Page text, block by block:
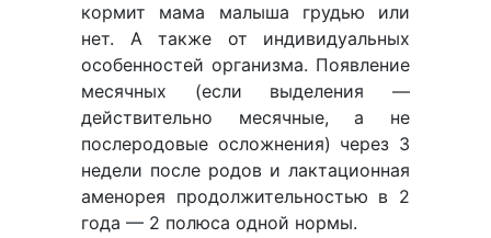
кормит мама малыша грудью или
нет. А также от индивидуальных
особенностей организма. Появление
месячных (если выделения —
действительно месячные, а не
послеродовые осложнения) через 3
недели после родов и лактационная
аменорея продолжительностью в 2
года — 2 полюса одной нормы.